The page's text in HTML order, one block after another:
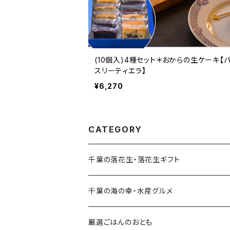
(10個入)4種セット＊おからの生ケーキ【
スリーティエラ】
¥6,270
CATEGORY
千葉の落花生・落花生ギフト
千葉の海の幸・水産グルメ
厳選ごはんのおとも